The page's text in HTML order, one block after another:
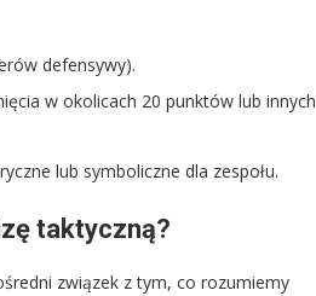
defensywy).
w okolicach 20 punktów lub innych
lub symboliczne dla zespołu.
taktyczną?
związek z tym, co rozumiemy